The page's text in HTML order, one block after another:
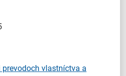
vlastníctva a